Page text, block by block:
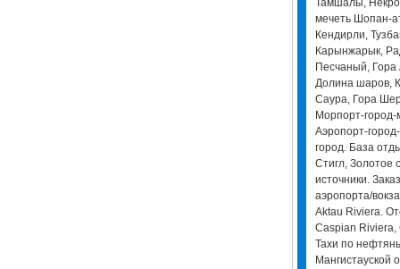
Тамшалы,
мечеть Шопан-
Кендирли,
Карынжарык,
Песчаный,
Долина шаров,
Саура, Гора
Морпорт-
Аэропорт-
город. База
Стигл, Золотое
источники.
аэропорта/
Aktau Riviera.
Caspian Riviera,
Тахи по
Мангистауской